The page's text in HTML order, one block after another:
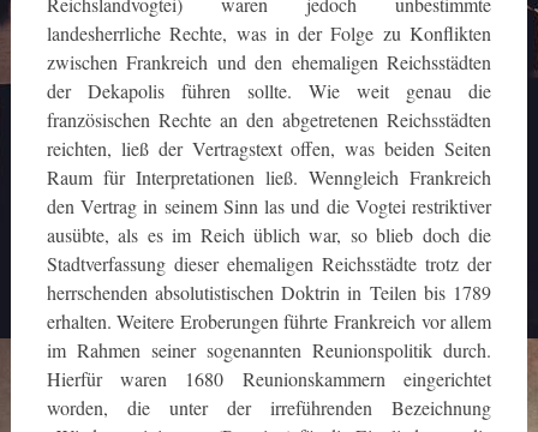
landesherrliche Rechte, was in der Folge zu Konflikten
zwischen Frankreich und den ehemaligen Reichsstädten
der Dekapolis führen sollte. Wie weit genau die
französischen Rechte an den abgetretenen Reichsstädten
reichten, ließ der Vertragstext offen, was beiden Seiten
Raum für Interpretationen ließ. Wenngleich Frankreich
den Vertrag in seinem Sinn las und die Vogtei restriktiver
ausübte, als es im Reich üblich war, so blieb doch die
Stadtverfassung dieser ehemaligen Reichsstädte trotz der
herrschenden absolutistischen Doktrin in Teilen bis 1789
erhalten. Weitere Eroberungen führte Frankreich vor allem
im Rahmen seiner sogenannten Reunionspolitik durch.
Hierfür waren 1680 Reunionskammern eingerichtet
worden, die unter der irreführenden Bezeichnung